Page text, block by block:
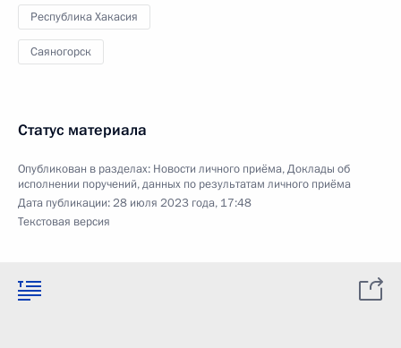
Республика Хакасия
Саяногорск
Статус материала
Опубликован в разделах: Новости личного приёма,Доклады об
исполнении поручений, данных по результатам личного приёма
Дата публикации:28 июля 2023 года, 17:48
Текстовая версия